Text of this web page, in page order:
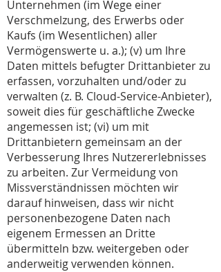
Unternehmen (im Wege einer
Verschmelzung, des Erwerbs oder
Kaufs (im Wesentlichen) aller
Vermögenswerte u. a.); (v) um Ihre
Daten mittels befugter Drittanbieter zu
erfassen, vorzuhalten und/oder zu
verwalten (z. B. Cloud-Service-Anbieter),
soweit dies für geschäftliche Zwecke
angemessen ist; (vi) um mit
Drittanbietern gemeinsam an der
Verbesserung Ihres Nutzererlebnisses
zu arbeiten. Zur Vermeidung von
Missverständnissen möchten wir
darauf hinweisen, dass wir nicht
personenbezogene Daten nach
eigenem Ermessen an Dritte
übermitteln bzw. weitergeben oder
anderweitig verwenden können.